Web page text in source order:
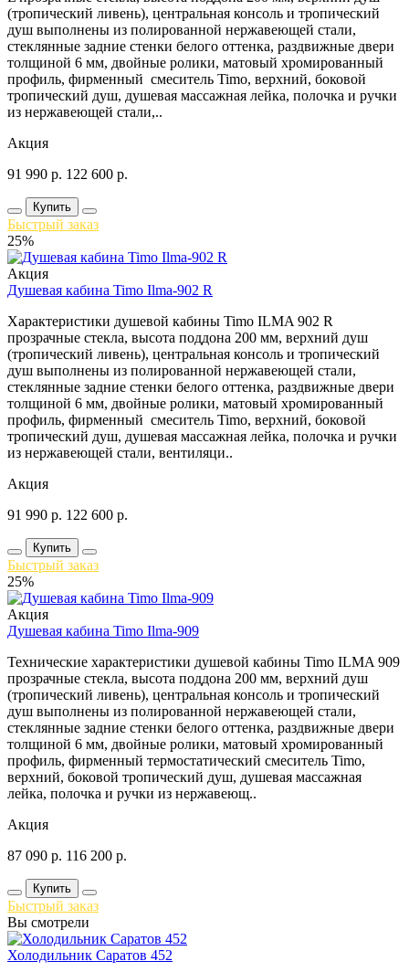
(тропический ливень), центральная консоль и тропический
душ выполнены из полированной нержавеющей стали,
стеклянные задние стенки белого оттенка, раздвижные двери
толщиной 6 мм, двойные ролики, матовый хромированный
профиль, фирменный смеситель Timo, верхний, боковой
тропический душ, душевая массажная лейка, полочка и ручки
из нержавеющей стали,..
Акция
91 990 р. 122 600 р.
Купить
Быстрый заказ
25%
Акция
Душевая кабина Timo Ilma-902 R
Характеристики душевой кабины Timo ILMA 902 R
прозрачные стекла, высота поддона 200 мм, верхний душ
(тропический ливень), центральная консоль и тропический
душ выполнены из полированной нержавеющей стали,
стеклянные задние стенки белого оттенка, раздвижные двери
толщиной 6 мм, двойные ролики, матовый хромированный
профиль, фирменный смеситель Timo, верхний, боковой
тропический душ, душевая массажная лейка, полочка и ручки
из нержавеющей стали, вентиляци..
Акция
91 990 р. 122 600 р.
Купить
Быстрый заказ
25%
Акция
Душевая кабина Timo Ilma-909
Технические характеристики душевой кабины Timo ILMA 909
прозрачные стекла, высота поддона 200 мм, верхний душ
(тропический ливень), центральная консоль и тропический
душ выполнены из полированной нержавеющей стали,
стеклянные задние стенки белого оттенка, раздвижные двери
толщиной 6 мм, двойные ролики, матовый хромированный
профиль, фирменный термостатический смеситель Timo,
верхний, боковой тропический душ, душевая массажная
лейка, полочка и ручки из нержавеющ..
Акция
87 090 р. 116 200 р.
Купить
Быстрый заказ
Вы смотрели
Холодильник Саратов 452